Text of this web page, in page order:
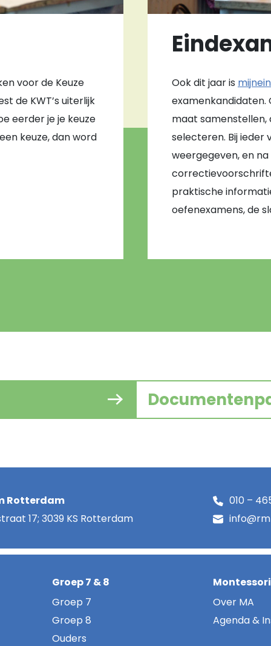
voor de Keuze
de KWT’s uiterlijk
eerder je je keuze
keuze, dan word
Ook dit jaar is
examenkandidaten.
maat samenstellen,
selecteren. Bij ieder
weergegeven, en
praktische
oefenexamens, de
Rotterdam
17; 3039 KS Rotterdam
010 –
Groep 7 & 8
Groep 7
Groep 8
Ouders
Over MA
Agenda &